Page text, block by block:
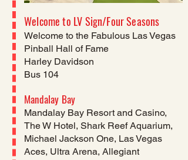
Welcome to LV Sign/Four Seasons
Welcome to the Fabulous Las Vegas
Pinball Hall of Fame
Harley Davidson
Bus 104
Mandalay Bay
Mandalay Bay Resort and Casino,
The W Hotel, Shark Reef Aquarium,
Michael Jackson One, Las Vegas
Aces, Ultra Arena, Allegiant